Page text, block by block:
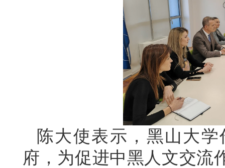
陈大使表示，黑山大
府，为促进中黑人文交流